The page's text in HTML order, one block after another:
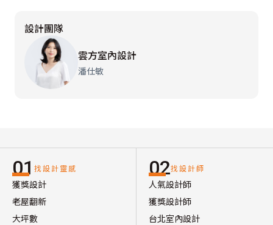
設計團隊
雲方室內設計
潘仕敏
01 找設計靈感
獲獎設計
老屋翻新
大坪數
02找設計師
人氣設計師
獲獎設計師
台北室內設計